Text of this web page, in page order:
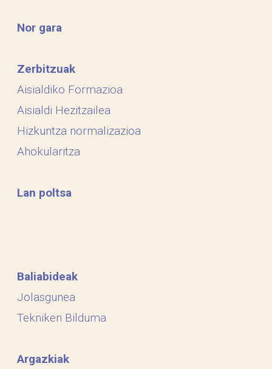
Nor gara
Zerbitzuak
Aisialdiko Formazioa
Aisialdi Hezitzailea
Hizkuntza normalizazioa
Ahokularitza
Lan poltsa
Baliabideak
Jolasgunea
Tekniken Bilduma
Argazkiak